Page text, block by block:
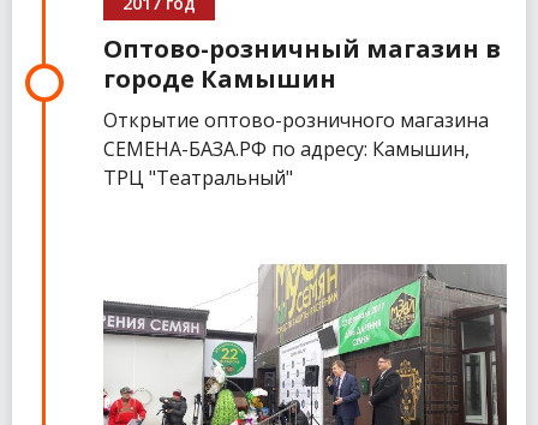
Оптово-розничный магазин в
городе Камышин
Открытие оптово-розничного магазина
СЕМЕНА-БАЗА.РФ по адресу: Камышин,
ТРЦ "Театральный"